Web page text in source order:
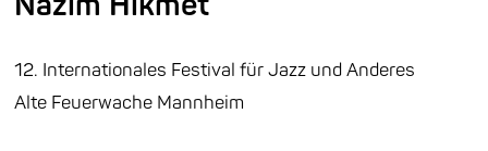
12. Internationales Festival für Jazz und Anderes
Alte Feuerwache Mannheim